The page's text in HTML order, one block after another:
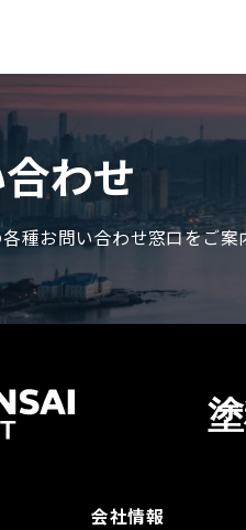
わせ
種お問い合わせ窓口をご案
会社情報